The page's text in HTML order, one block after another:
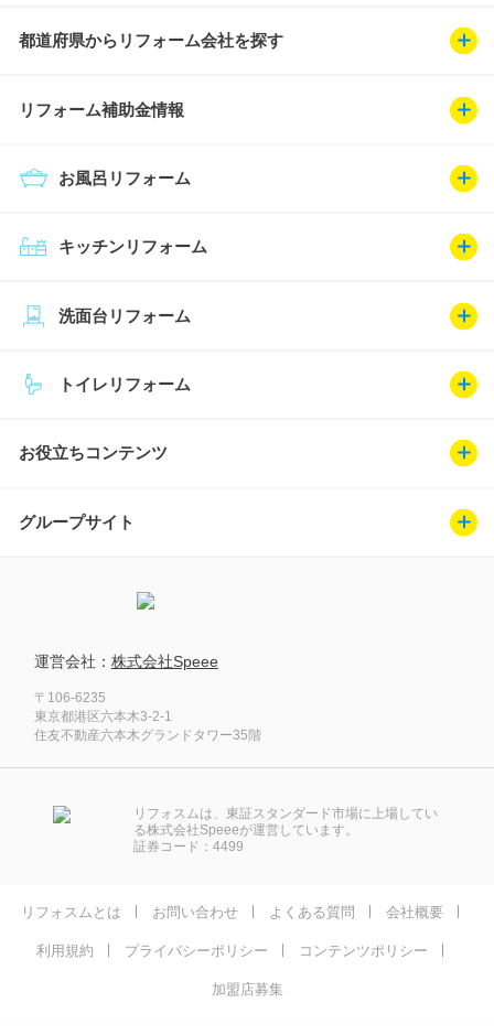
都道府県からリフォーム会社を探す
リフォーム補助金情報
キッチンリフォーム
お風呂リフォーム
トイレリフォーム
洗面台リフォーム
お役立ちコンテンツ
グループサイト
運営会社： 株式会社Speee
〒106-6235
東京都港区六本木3-2-1
住友不動産六本木グランドタワー35階
リフォスムは、東証スタンダード市場に上場してい
る株式会社Speeeが運営しています。
証券コード：4499
リフォスムとは お問い合わせ よくある質問 会社概要
利用規約 プライバシーポリシー コンテンツポリシー
加盟店募集